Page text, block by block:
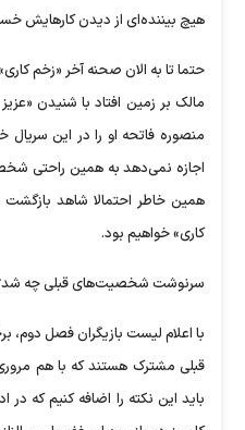
هیچ بیننده‌ای از دیدن کارهایش
حتما تا به الان صحنه آخر «زخم
مالک بر زمین افتاد با شنیدن
منصوره فاتحه او را در این
اجازه نمی‌دهد به همین راحتی
همین خاطر احتمالا شاهد
کاری» خواهیم بود.
سرنوشت شخصیت‌های قبلی چه
با اعلام لیست بازیگران فصل
قبلی مشترک هستند که با هم
باید این نکته را اضافه کنیم که در